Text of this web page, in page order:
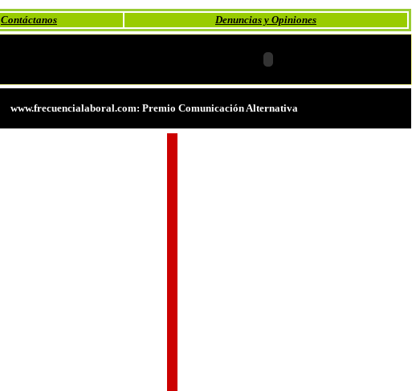
Contáctanos Denuncias y Opiniones
www.frecuencialaboral.com: Premio Comunicación Alternativa